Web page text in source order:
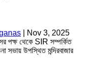
Nov 3, 2025
পক্ষ থেকে SIR সম্পর্কিত
উপস্থিত মন্দিরবাজার